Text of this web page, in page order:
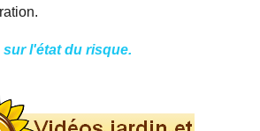
l'état du risque.